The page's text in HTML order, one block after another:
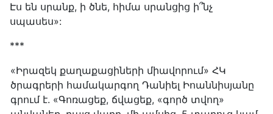
Էս են սրանք, ի ծնե, հիմա սրանցից ի՞նչ
սպասես»:
***
«Իրազեկ քաղաքացիների միավորում» ՀԿ
ծրագրերի համակարգող Դանիել Իոաննիսյանը
գրում է. «Գոռացեք, ճվացեք, «գործ տվող»